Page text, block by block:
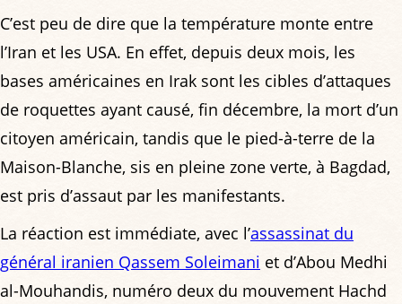
C’est peu de dire que la température monte entre
l’Iran et les USA. En effet, depuis deux mois, les
bases américaines en Irak sont les cibles d’attaques
de roquettes ayant causé, fin décembre, la mort d’un
citoyen américain, tandis que le pied-à-terre de la
Maison-Blanche, sis en pleine zone verte, à Bagdad,
est pris d’assaut par les manifestants.
La réaction est immédiate, avec l’assassinat du
général iranien Qassem Soleimani et d’Abou Medhi
al-Mouhandis, numéro deux du mouvement Hachd